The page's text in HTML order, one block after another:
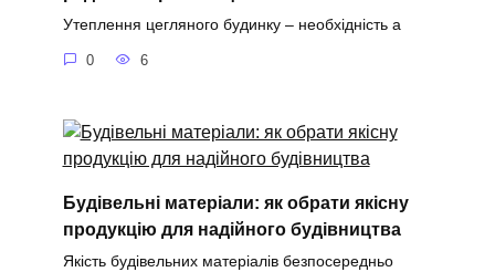
Утеплення цегляного будинку – необхідність а
0 6
Будівельні матеріали: як обрати якісну
продукцію для надійного будівництва
Якість будівельних матеріалів безпосередньо